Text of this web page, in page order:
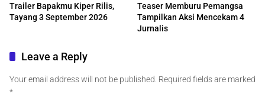
Trailer Bapakmu Kiper Rilis,
Tayang 3 September 2026
Teaser Memburu Pemangsa
Tampilkan Aksi Mencekam 4
Jurnalis
Leave a Reply
Your email address will not be published. Required fields are marked
*